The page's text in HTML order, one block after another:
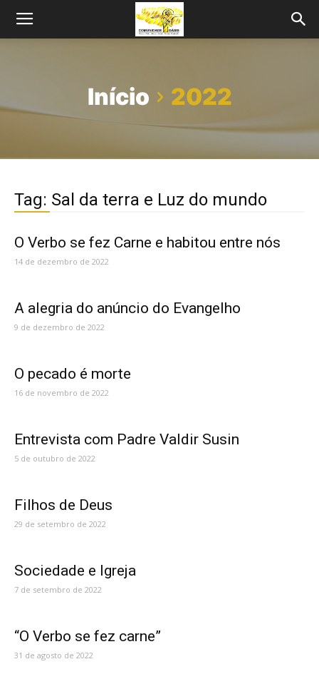
Início 2022
Tag: Sal da terra e Luz do mundo
O Verbo se fez Carne e habitou entre nós
14 de dezembro de 2022
A alegria do anúncio do Evangelho
9 de dezembro de 2022
O pecado é morte
16 de novembro de 2022
Entrevista com Padre Valdir Susin
5 de outubro de 2022
Filhos de Deus
29 de setembro de 2022
Sociedade e Igreja
7 de setembro de 2022
“O Verbo se fez carne”
31 de agosto de 2022